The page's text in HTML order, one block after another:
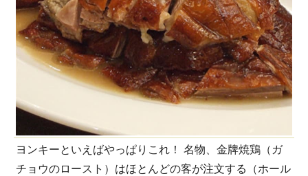
ヨンキーといえばやっぱりこれ！ 名物、金牌焼鶏（ガ
チョウのロースト）はほとんどの客が注文する（ホール